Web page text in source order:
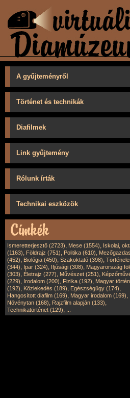
A gyűjteményről
Történet és technikák
Diafilmek
Link gyűjtemény
Rólunk írták
Technikai eszközök
Ismeretterjesztő (2723), Mese (1554), Iskolai,
(1163), Földrajz (751), Politika (610),
(452), Biológia (450), Szakoktató (398),
(344), Ipar (324), Ifjúsági (308), Magyarország
(303), Életrajz (277), Művészet (251),
(229), Irodalom (200), Fizika (192), Magyar
(192), Közlekedés (189), Egészségügy (174),
Hangosított diafilm (169), Magyar irodalom (169),
Növénytan (168), Rajzfilm alapján (133),
Technikatörténet (129),